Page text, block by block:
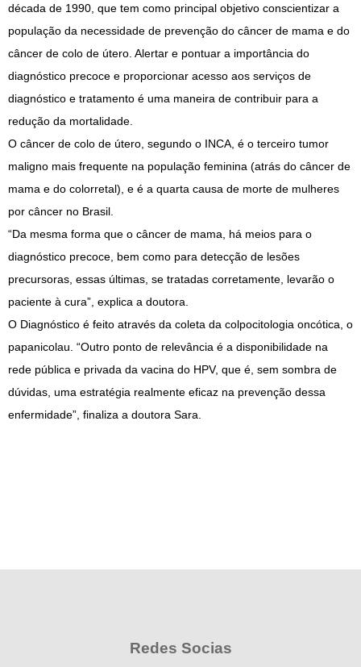
década de 1990, que tem como principal objetivo conscientizar a
população da necessidade de prevenção do câncer de mama e do
câncer de colo de útero. Alertar e pontuar a importância do
diagnóstico precoce e proporcionar acesso aos serviços de
diagnóstico e tratamento é uma maneira de contribuir para a
redução da mortalidade.
O câncer de colo de útero, segundo o INCA, é o terceiro tumor
maligno mais frequente na população feminina (atrás do câncer de
mama e do colorretal), e é a quarta causa de morte de mulheres
por câncer no Brasil.
“Da mesma forma que o câncer de mama, há meios para o
diagnóstico precoce, bem como para detecção de lesões
precursoras, essas últimas, se tratadas corretamente, levarão o
paciente à cura”, explica a doutora.
O Diagnóstico é feito através da coleta da colpocitologia oncótica, o
papanicolau. “Outro ponto de relevância é a disponibilidade na
rede pública e privada da vacina do HPV, que é, sem sombra de
dúvidas, uma estratégia realmente eficaz na prevenção dessa
enfermidade”, finaliza a doutora Sara.
Redes Socias